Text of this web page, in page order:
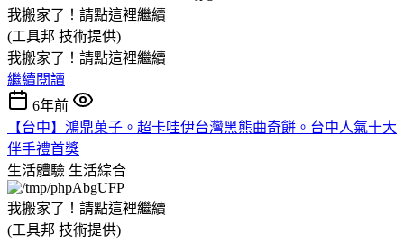
我搬家了！請點這裡繼續
(工具邦 技術提供)
我搬家了！請點這裡繼續
繼續閱讀
6年前
【台中】鴻鼎菓子。超卡哇伊台灣黑熊曲奇餅。台中人氣十大
伴手禮首獎
生活體驗 生活綜合
我搬家了！請點這裡繼續
(工具邦 技術提供)